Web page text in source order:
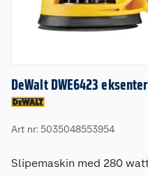
DeWalt DWE6423
Art nr: 5035048553954
Slipemaskin med 280